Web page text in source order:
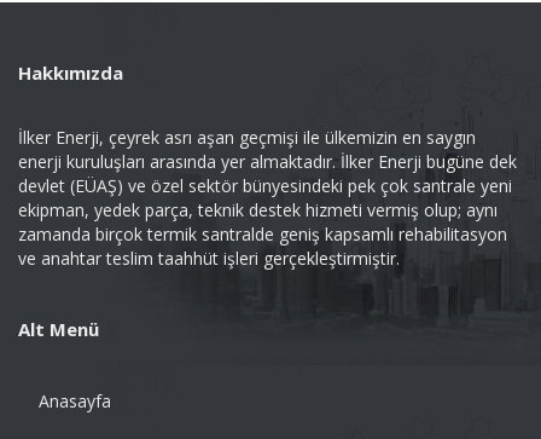
Hakkımızda
İlker Enerji, çeyrek asrı aşan geçmişi ile ülkemizin en saygın
enerji kuruluşları arasında yer almaktadır. İlker Enerji bugüne dek
devlet (EÜAŞ) ve özel sektör bünyesindeki pek çok santrale yeni
ekipman, yedek parça, teknik destek hizmeti vermiş olup; aynı
zamanda birçok termik santralde geniş kapsamlı rehabilitasyon
ve anahtar teslim taahhüt işleri gerçekleştirmiştir.
Alt Menü
Anasayfa